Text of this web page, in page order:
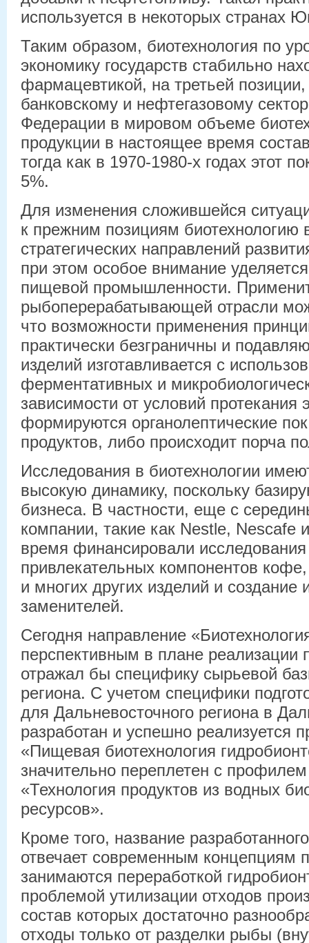
используется в некоторых странах
Таким образом, биотехнология по
экономику государств стабильно
фармацевтикой, на третьей позиции,
банковскому и нефтегазовому
Федерации в мировом объеме
продукции в настоящее время
тогда как в 1970-1980-х годах этот
5%.
Для изменения сложившейся
к прежним позициям биотехнологию
стратегических направлений
при этом особое внимание
пищевой промышленности.
рыбоперерабатывающей отрасли
что возможности применения
практически безграничны и
изделий изготавливается с
ферментативных и
зависимости от условий протекания
формируются органолептические
продуктов, либо происходит порча
Исследования в биотехнологии
высокую динамику, поскольку
бизнеса. В частности, еще с
компании, такие как Nestle, Nescafe
время финансировали исследования
привлекательных компонентов
и многих других изделий и создание
заменителей.
Сегодня направление
перспективным в плане реализации
отражал бы специфику сырьевой
региона. С учетом специфики
для Дальневосточного региона в
разработан и успешно реализуется
«Пищевая биотехнология
значительно переплетен с профилем
«Технология продуктов из водных
ресурсов».
Кроме того, название
отвечает современным концепциям
занимаются переработкой
проблемой утилизации отходов
состав которых достаточно
отходы только от разделки рыбы